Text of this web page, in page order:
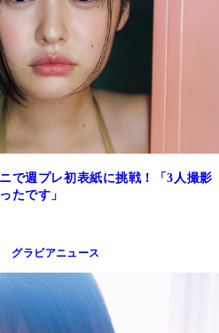
で週プレ初表紙に挑戦！「3人撮影
たです」
グラビアニュース